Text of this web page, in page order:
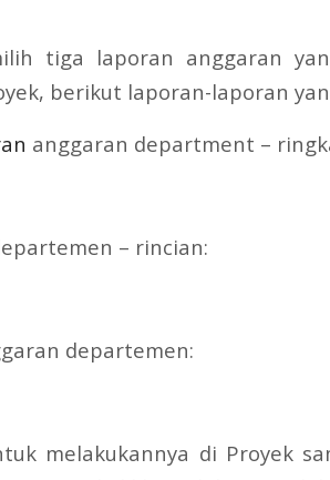
tiga laporan anggaran
berikut laporan-laporan
anggaran department –
– rincian:
departemen:
melakukannya di Proyek